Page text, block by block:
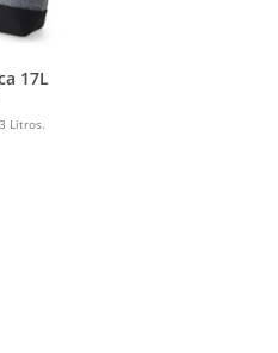
17L
Litros.